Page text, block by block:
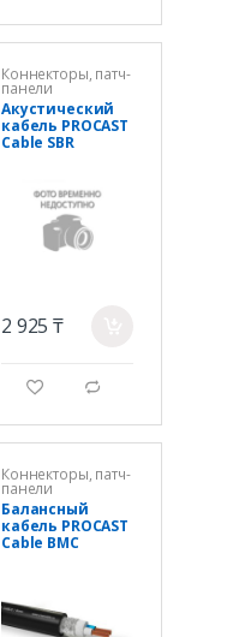
Коннекторы, патч-
панели
Акустический
кабель PROCAST
Cable SBR
2 925 ₸
g d
Коннекторы, патч-
панели
Балансный
кабель PROCAST
Cable BMC